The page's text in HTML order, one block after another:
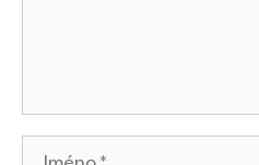
Jméno